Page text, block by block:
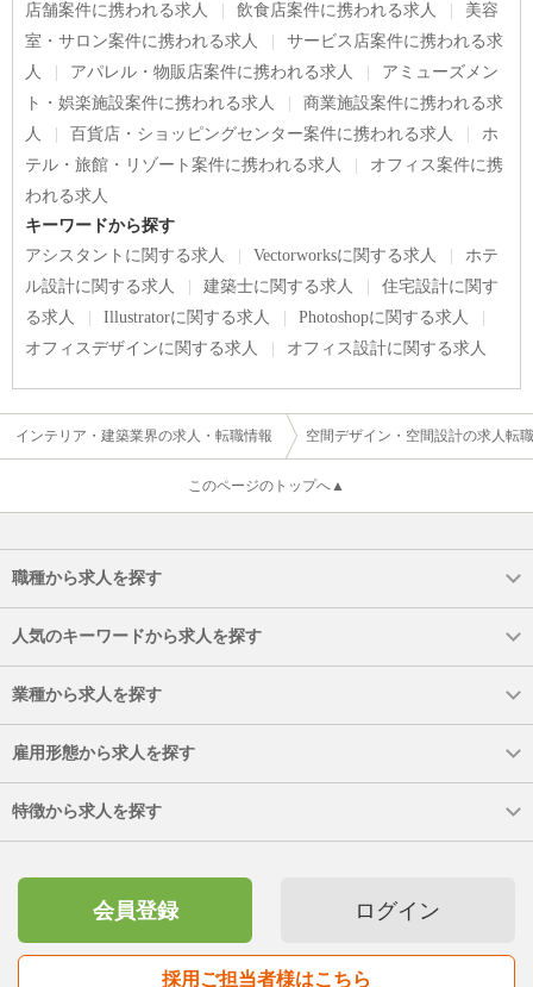
店舗案件に携われる求人
飲食店案件に携われる求人
美容
室・サロン案件に携われる求人
サービス店案件に携われる求
人
アパレル・物販店案件に携われる求人
アミューズメン
ト・娯楽施設案件に携われる求人
商業施設案件に携われる求
人
百貨店・ショッピングセンター案件に携われる求人
ホ
テル・旅館・リゾート案件に携われる求人
オフィス案件に携
われる求人
キーワードから探す
アシスタントに関する求人
Vectorworksに関する求人
ホテ
ル設計に関する求人
建築士に関する求人
住宅設計に関す
る求人
Illustratorに関する求人
Photoshopに関する求人
オフィスデザインに関する求人
オフィス設計に関する求人
インテリア・建築業界の求人・転職情報 空間デザイン・空間設計の求人転
このページのトップへ▲
職種から求人を探す
人気のキーワードから求人を探す
業種から求人を探す
雇用形態から求人を探す
特徴から求人を探す
会員登録 ログイン
採用ご担当者様はこちら